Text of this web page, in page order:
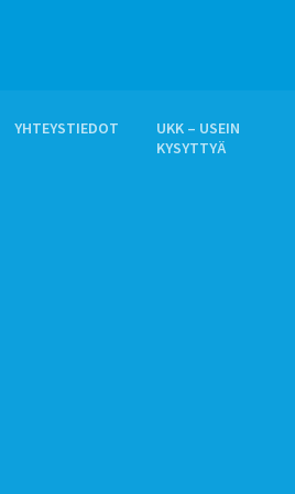
YHTEYSTIEDOT
UKK – USEIN
KYSYTTYÄ